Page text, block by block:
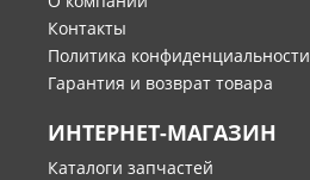
Контакты
Политика конфиденциальности
Гарантия и возврат товара
ИНТЕРНЕТ-МАГАЗИН
Каталоги запчастей